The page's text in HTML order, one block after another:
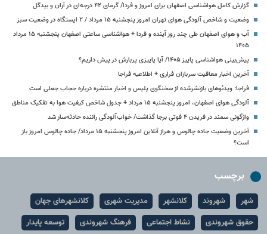
گزارش کامل هواشناسی اصفهان برای امروز و فردا/ گرمای ۴۲ درجه‌ای در آران و بیدگل
وضعیت و شاخص آلودگی هوای تهران امروز پنجشنبه ۱۵ مرداد / ۲ ایستگاه در وضعیت سبز
آب و هوای اصفهان طی چند روز آینده و فردا + هواشناسی ساعتی اصفهان پنجشنبه ۱۵ مرداد
۱۴۰۵
پیش‌بینی هواشناسی پاییز ۱۴۰۵/ آیا پاییزی پربارش در پیش داریم؟
آخرین اخبار معافیت سربازان فراری + اطلاعیه فراجا
فراجا: ویدئوهای بازنشرشده از سخنگوی پلیس و اخبار منتشره درباره حجاب جعلی است
آلودگی هوای اصفهان، امروز پنجشنبه ۱۵ مرداد + جدول شاخص کیفیت هوا به تفکیک مناطق
واژگونی سمند در فریدن ۴ فوتی برجا گذاشت/ خواب‌آلودگی راننده حادثه‌ساز شد
آخرین وضعیت جاده چالوس و هراز آنلاین امروز پنجشنبه ۱۵ مرداد/ جاده چالوس امروز باز
است؟
برچسب
شهر شهروند کلانشهر مدیریت شهری
کلانشهرهای جهان
حقوق شهروندی
نشاط اجتماعی فرهنگ شهروندی توسعه پایدار